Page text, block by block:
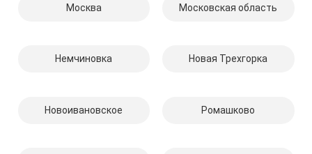
Москва Московская область
Немчиновка Новая Трехгорка
Новоивановское Ромашково